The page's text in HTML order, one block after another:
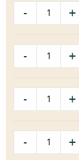
- +
- +
- +
- +